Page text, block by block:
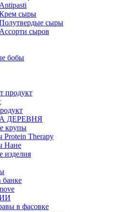
Antipasti
сыры
сыры
Ассорти сыров
бобы
продукт
ДЕРЕВНЯ
крупы
Protein Therapy
Нане
изделия
в фасовке